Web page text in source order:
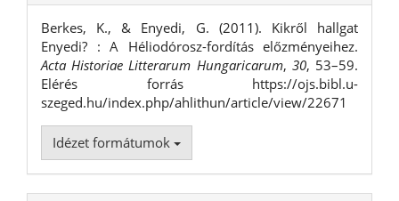
Berkes, K., & Enyedi, G. (2011). Kikről hallgat
Enyedi? : A Héliodórosz-fordítás előzményeihez.
Acta Historiae Litterarum Hungaricarum, 30, 53–59.
Elérés forrás https://ojs.bibl.u-
szeged.hu/index.php/ahlithun/article/view/22671
Idézet formátumok